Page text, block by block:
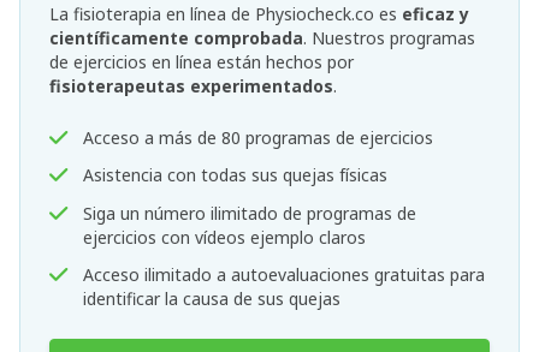
La fisioterapia en línea de Physiocheck.co es eficaz y
científicamente comprobada. Nuestros programas
de ejercicios en línea están hechos por
fisioterapeutas experimentados.
Acceso a más de 80 programas de ejercicios
Asistencia con todas sus quejas físicas
Siga un número ilimitado de programas de
ejercicios con vídeos ejemplo claros
Acceso ilimitado a autoevaluaciones gratuitas para
identificar la causa de sus quejas